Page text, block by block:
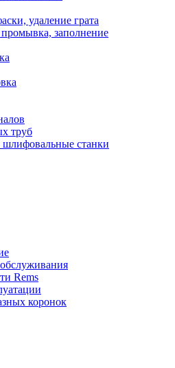
удаление грата
заполнение
труб
шлифовальные станки
Rems
коронок